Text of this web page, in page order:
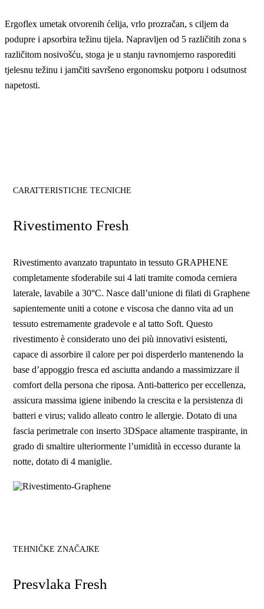
Ergoflex umetak otvorenih ćelija, vrlo prozračan, s ciljem da
podupre i apsorbira težinu tijela. Napravljen od 5 različitih zona s
različitom nosivošću, stoga je u stanju ravnomjerno rasporediti
tjelesnu težinu i jamčiti savršeno ergonomsku potporu i odsutnost
napetosti.
CARATTERISTICHE TECNICHE
Rivestimento Fresh
Rivestimento avanzato trapuntato in tessuto GRAPHENE
completamente sfoderabile sui 4 lati tramite comoda cerniera
laterale, lavabile a 30°C. Nasce dall’unione di filati di Graphene
sapientemente uniti a cotone e viscosa che danno vita ad un
tessuto estremamente gradevole e al tatto Soft. Questo
rivestimento è considerato uno dei più innovativi esistenti,
capace di assorbire il calore per poi disperderlo mantenendo la
base d’appoggio fresca ed asciutta andando a massimizzare il
comfort della persona che riposa. Anti-batterico per eccellenza,
assicura massima igiene inibendo la crescita e la persistenza di
batteri e virus; valido alleato contro le allergie. Dotato di una
fascia perimetrale con inserto 3DSpace altamente traspirante, in
grado di smaltire ulteriormente l’umidità in eccesso durante la
notte, dotato di 4 maniglie.
TEHNIČKE ZNAČAJKE
Presvlaka Fresh